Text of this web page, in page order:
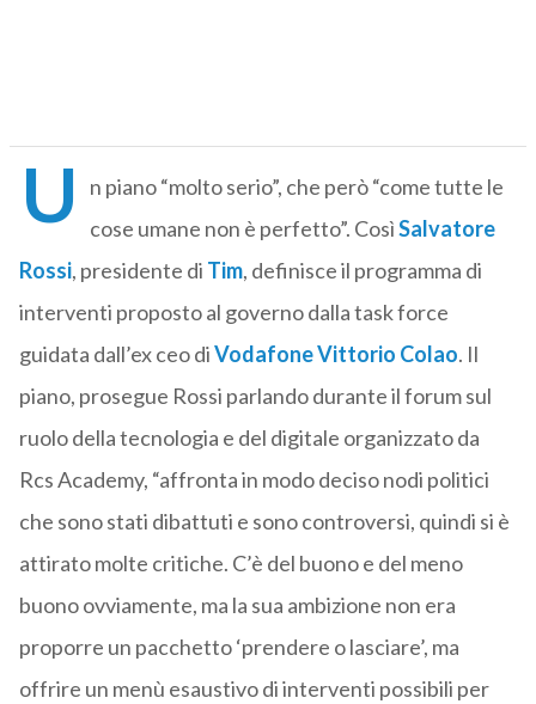
U
n piano “molto serio”, che però “come tutte le
cose umane non è perfetto”. CosìSalvatore
Rossi, presidente di Tim, definisce il programma di
interventi proposto al governo dalla task force
guidata dall’ex ceo diVodafoneVittorio Colao. Il
piano, prosegue Rossi parlando durante il forum sul
ruolo della tecnologia e del digitale organizzato da
Rcs Academy, “affronta in modo deciso nodi politici
che sono stati dibattuti e sono controversi, quindi si è
attirato molte critiche. C’è del buono e del meno
buono ovviamente, ma la sua ambizione non era
proporre un pacchetto ‘prendere o lasciare’, ma
offrire un menù esaustivo di interventi possibili per